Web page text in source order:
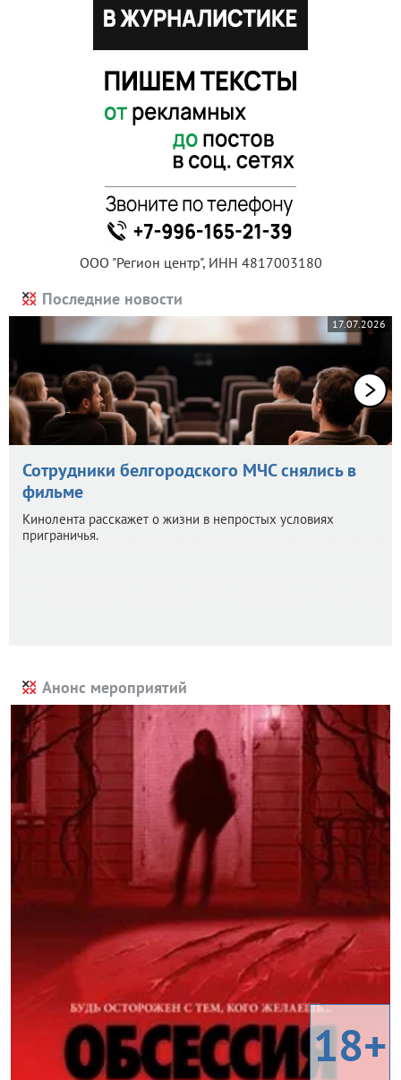
ООО "Регион центр", ИНН 4817003180
Последние новости
17.07.2026
Сотрудники белгородского МЧС снялись в
фильме
Кинолента расскажет о жизни в непростых условиях
приграничья.
Анонс мероприятий
18+